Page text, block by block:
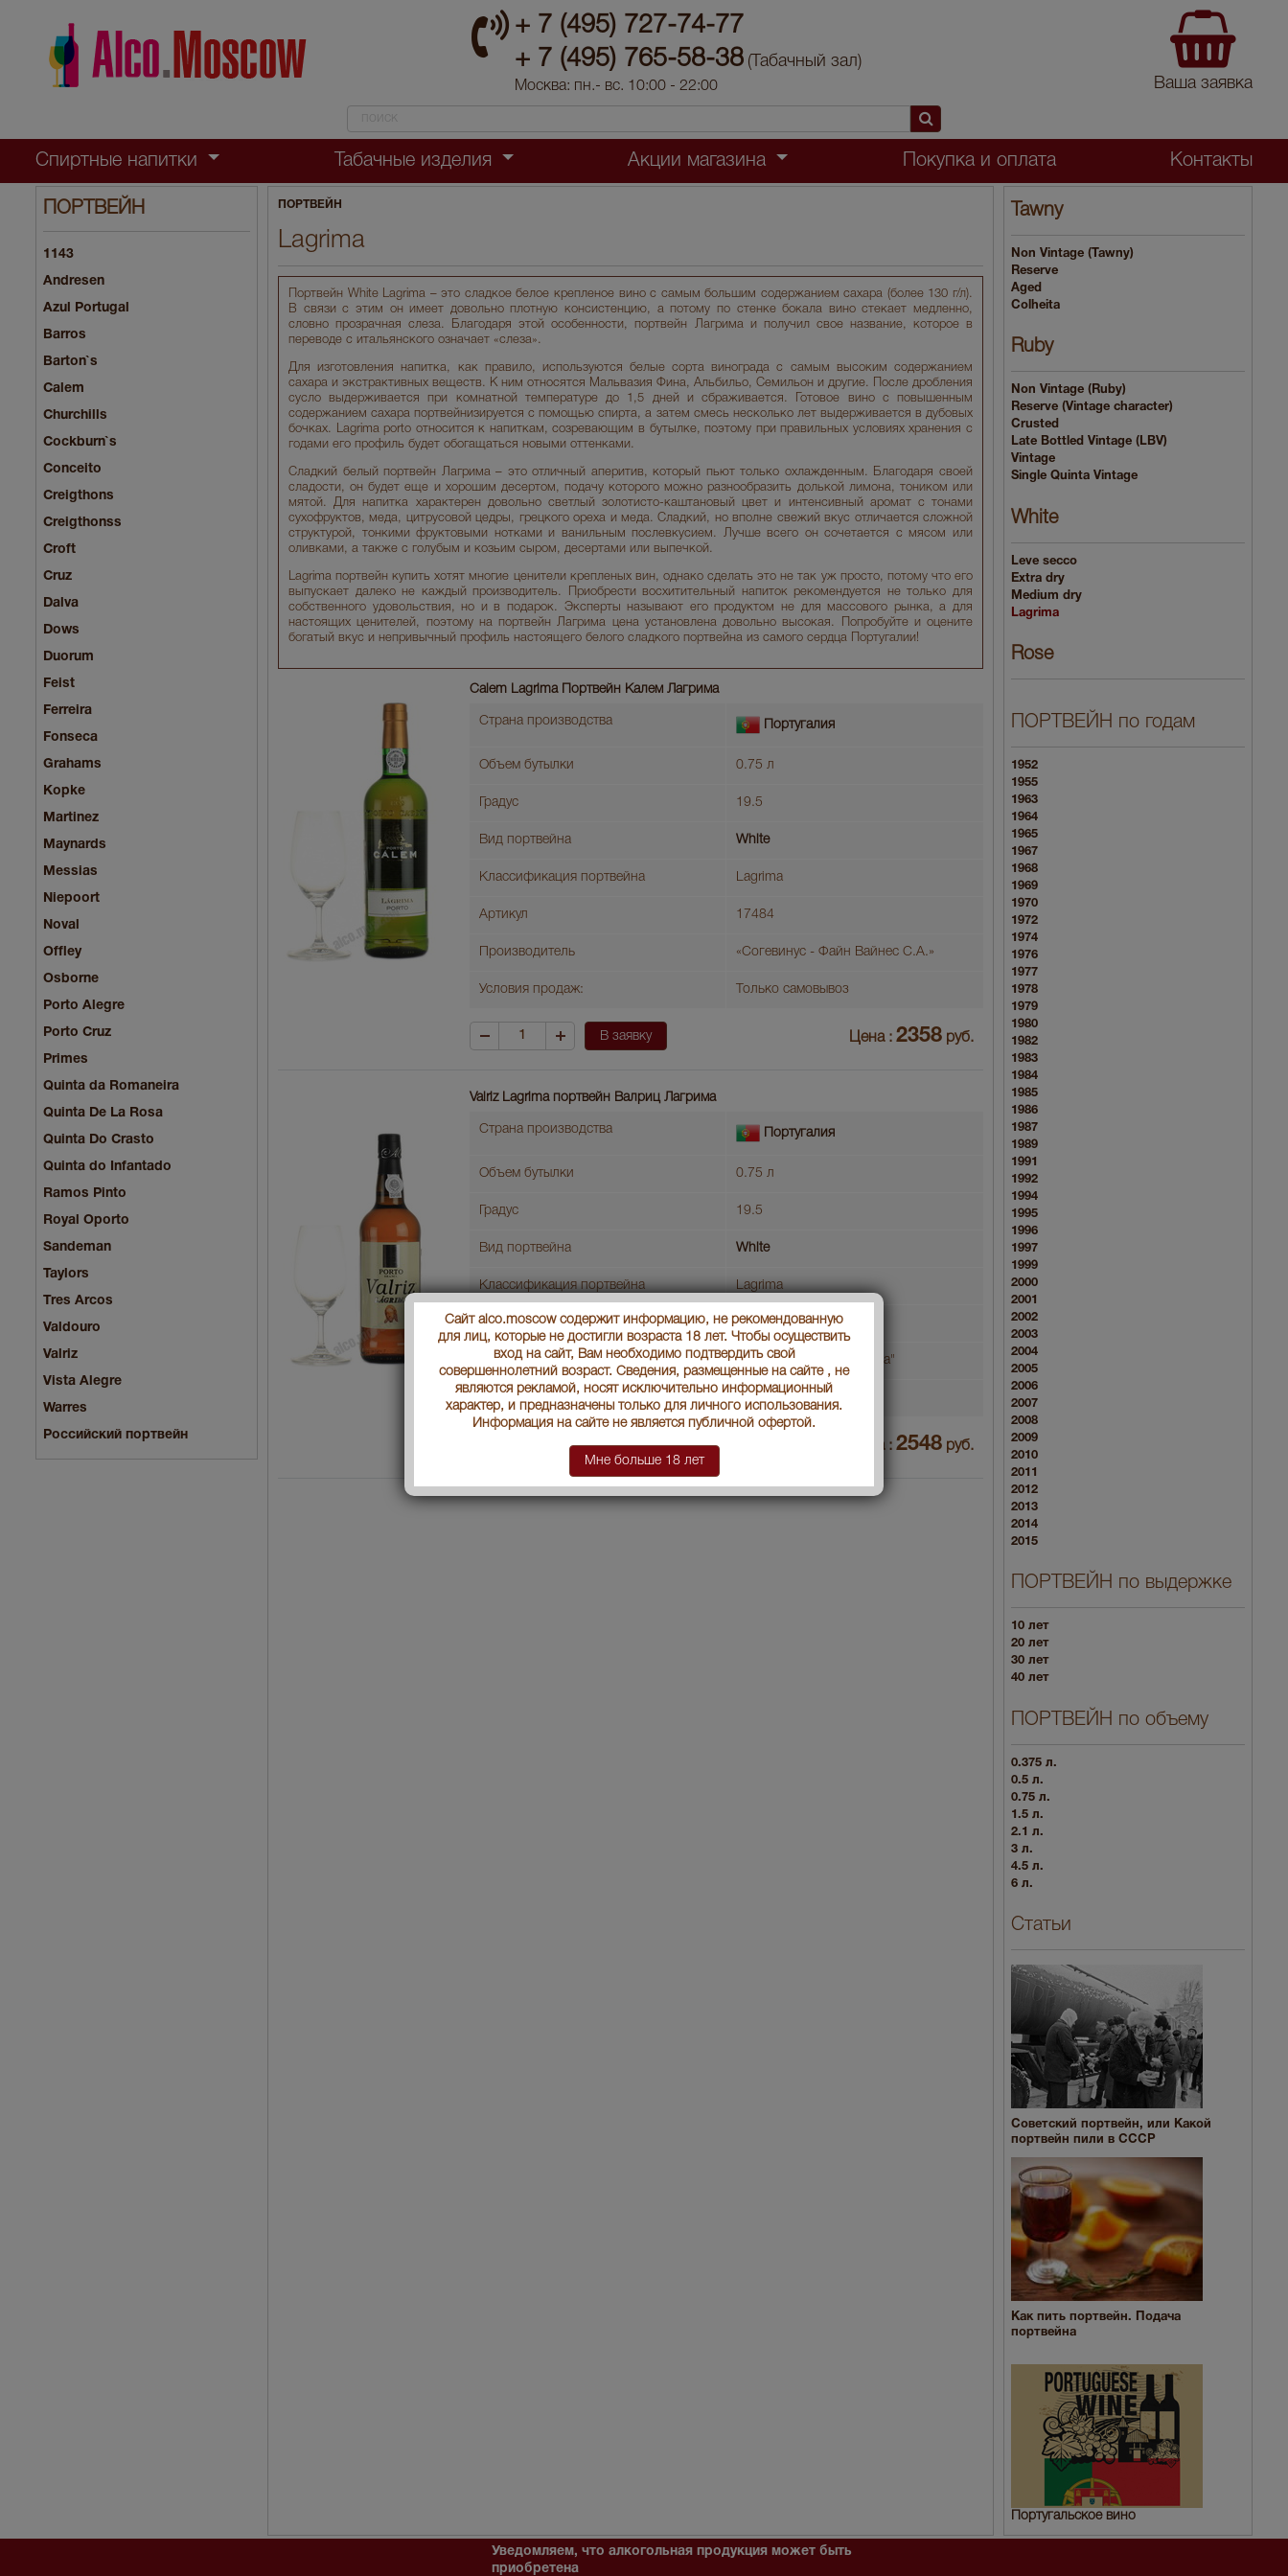
+ 7 (495) 727-74-77
+ 7 (495) 765-58-38 (Табачный зал)
Москва: пн.- вс. 10:00 - 22:00 Ваша заявка
Спиртные напитки Табачные изделия Акции магазина Покупка и оплата Контакты
ПОРТВЕЙН
1143
Andresen
Azul Portugal
Barros
Barton`s
Calem
Churchills
Cockburn`s
Conceito
Creigthons
Creigthonss
Croft
Cruz
Dalva
Dows
Duorum
Feist
Ferreira
Fonseca
Grahams
Kopke
Martinez
Maynards
Messias
Niepoort
Noval
Offley
Osborne
Porto Alegre
Porto Cruz
Primes
Quinta da Romaneira
Quinta De La Rosa
Quinta Do Crasto
Quinta do Infantado
Ramos Pinto
Royal Oporto
Sandeman
Taylors
Tres Arcos
Valdouro
Valriz
Vista Alegre
Warres
Российский портвейн
ПОРТВЕЙН
Lagrima
Портвейн White Lagrima – это сладкое белое крепленое вино с самым большим содержанием сахара (более 130 г/л).
В связи с этим он имеет довольно плотную консистенцию, а потому по стенке бокала вино стекает медленно,
словно прозрачная слеза. Благодаря этой особенности, портвейн Лагрима и получил свое название, которое в
переводе с итальянского означает «слеза».
Для изготовления напитка, как правило, используются белые сорта винограда с самым высоким содержанием
сахара и экстрактивных веществ. К ним относятся Мальвазия Фина, Альбильо, Семильон и другие. После дробления
сусло выдерживается при комнатной температуре до 1,5 дней и сбраживается. Готовое вино с повышенным
содержанием сахара портвейнизируется с помощью спирта, а затем смесь несколько лет выдерживается в дубовых
бочках. Lagrima porto относится к напиткам, созревающим в бутылке, поэтому при правильных условиях хранения с
годами его профиль будет обогащаться новыми оттенками.
Сладкий белый портвейн Лагрима – это отличный аперитив, который пьют только охлажденным. Благодаря своей
сладости, он будет еще и хорошим десертом, подачу которого можно разнообразить долькой лимона, тоником или
мятой. Для напитка характерен довольно светлый золотисто-каштановый цвет и интенсивный аромат с тонами
сухофруктов, меда, цитрусовой цедры, грецкого ореха и меда. Сладкий, но вполне свежий вкус отличается сложной
структурой, тонкими фруктовыми нотками и ванильным послевкусием. Лучше всего он сочетается с мясом или
оливками, а также с голубым и козьим сыром, десертами или выпечкой.
Lagrima портвейн купить хотят многие ценители крепленых вин, однако сделать это не так уж просто, потому что его
выпускает далеко не каждый производитель. Приобрести восхитительный напиток рекомендуется не только для
собственного удовольствия, но и в подарок. Эксперты называют его продуктом не для массового рынка, а для
настоящих ценителей, поэтому на портвейн Лагрима цена установлена довольно высокая. Попробуйте и оцените
богатый вкус и непривычный профиль настоящего белого сладкого портвейна из самого сердца Португалии!
Calem Lagrima Портвейн Калем Лагрима
Страна производства Португалия
Объем бутылки 0.75 л
Градус 19.5
Вид портвейна White
Классификация портвейна Lagrima
Артикул 17484
Производитель «Согевинус - Файн Вайнес С.А.»
Условия продаж: Только самовывоз
В заявку Цена : 2358 руб.
Valriz Lagrima портвейн Валриц Лагрима
Страна производства Португалия
Объем бутылки 0.75 л
Градус 19.5
Вид портвейна White
Классификация портвейна Lagrima
Артикул 35843
Производитель "Коимбра де Матош, Лда"
Условия продаж: Только самовывоз
В заявку Цена : 2548 руб.
Tawny
Non Vintage (Tawny)
Reserve
Aged
Colheita
Ruby
Non Vintage (Ruby)
Reserve (Vintage character)
Crusted
Late Bottled Vintage (LBV)
Vintage
Single Quinta Vintage
White
Leve secco
Extra dry
Medium dry
Lagrima
Rose
ПОРТВЕЙН по годам
1952
1955
1963
1964
1965
1967
1968
1969
1970
1972
1974
1976
1977
1978
1979
1980
1982
1983
1984
1985
1986
1987
1989
1991
1992
1994
1995
1996
1997
1999
2000
2001
2002
2003
2004
2005
2006
2007
2008
2009
2010
2011
2012
2013
2014
2015
ПОРТВЕЙН по выдержке
10 лет
20 лет
30 лет
40 лет
ПОРТВЕЙН по объему
0.375 л.
0.5 л.
0.75 л.
1.5 л.
2.1 л.
3 л.
4.5 л.
6 л.
Статьи
Советский портвейн, или Какой
портвейн пили в СССР
Как пить портвейн. Подача
портвейна
Португальское вино
Уведомляем, что алкогольная продукция может быть
приобретена
Сайт alco.moscow содержит информацию, не рекомендованную
для лиц, которые не достигли возраста 18 лет. Чтобы осуществить
вход на сайт, Вам необходимо подтвердить свой
совершеннолетний возраст. Сведения, размещенные на сайте , не
являются рекламой, носят исключительно информационный
характер, и предназначены только для личного использования.
Информация на сайте не является публичной офертой.
Мне больше 18 лет